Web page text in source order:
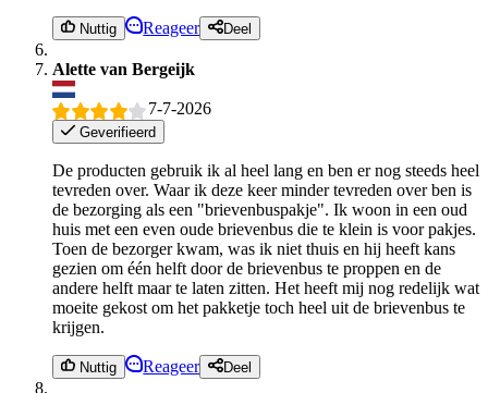
Nuttig Reageer Deel
Alette van Bergeijk
7-7-2026
Geverifieerd
De producten gebruik ik al heel lang en ben er nog steeds heel
tevreden over. Waar ik deze keer minder tevreden over ben is
de bezorging als een "brievenbuspakje". Ik woon in een oud
huis met een even oude brievenbus die te klein is voor pakjes.
Toen de bezorger kwam, was ik niet thuis en hij heeft kans
gezien om één helft door de brievenbus te proppen en de
andere helft maar te laten zitten. Het heeft mij nog redelijk wat
moeite gekost om het pakketje toch heel uit de brievenbus te
krijgen.
Nuttig Reageer Deel